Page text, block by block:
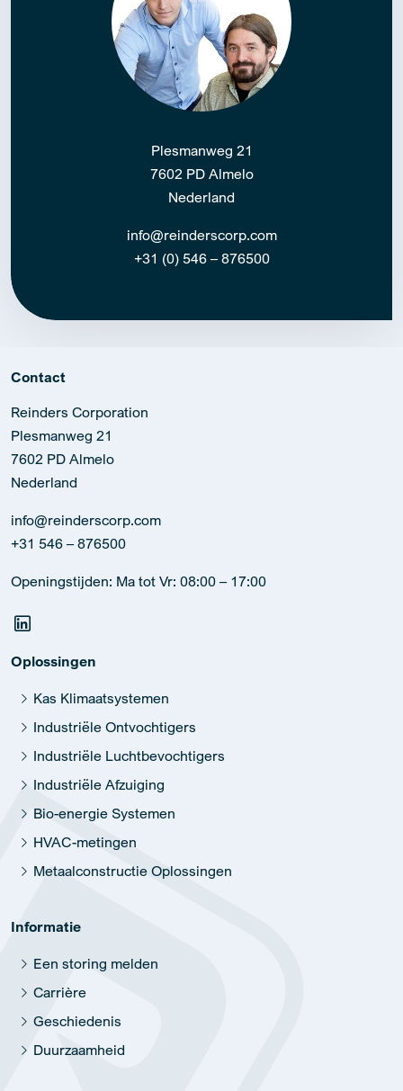
Plesmanweg 21
7602 PD Almelo
Nederland
info@reinderscorp.com
+31 (0) 546 – 876500
Contact
Reinders Corporation
Plesmanweg 21
7602 PD Almelo
Nederland
info@reinderscorp.com
+31 546 – 876500
Openingstijden: Ma tot Vr: 08:00 – 17:00
Oplossingen
Kas Klimaatsystemen
Industriële Ontvochtigers
Industriële Luchtbevochtigers
Industriële Afzuiging
Bio-energie Systemen
HVAC-metingen
Metaalconstructie Oplossingen
Informatie
Een storing melden
Carrière
Geschiedenis
Duurzaamheid